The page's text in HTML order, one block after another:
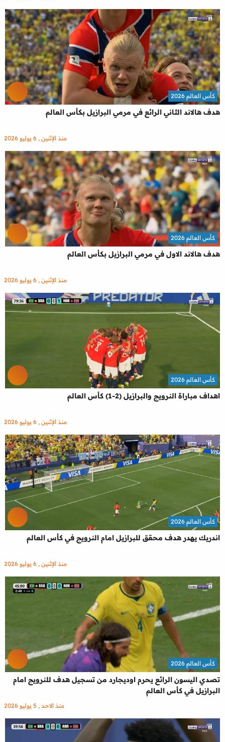
هدف هالاند الثاني الرائع في مرمي البرازيل بكأس العالم
كأس العالم 2026
منذ الإثنين , 6 يوليو 2026
هدف هالاند الاول في مرمي البرازيل بكأس العالم
كأس العالم 2026
منذ الإثنين , 6 يوليو 2026
اهداف مباراة النرويج والبرازيل (2-1) كأس العالم
كأس العالم 2026
منذ الإثنين , 6 يوليو 2026
اندريك يهدر هدف محقق للبرازيل امام النرويج في كأس العالم
كأس العالم 2026
منذ الإثنين , 6 يوليو 2026
تصدي اليسون الرائع يحرم اوديجارد من تسجيل هدف للنرويج امام
البرازيل في كأس العالم
كأس العالم 2026
منذ الاحد , 5 يوليو 2026